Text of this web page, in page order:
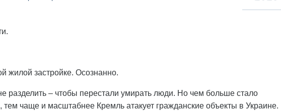
жилой застройке. Осознанно.
разделить – чтобы перестали умирать люди. Но чем больше стало
тем чаще и масштабнее Кремль атакует гражданские объекты в Украине.